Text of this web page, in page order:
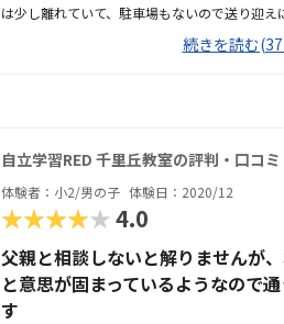
は少し離れていて、駐車場もないので送り迎
でバスで通えるようになれば通いやすいと思
雰囲気の教室でした。初日の子は前の席に座
した。
続きを読む
自立学習RED 千里丘教室の評判・口コミ
体験者：小2/男の子 体験日：2020/12
★★★★★4.0
父親と相談しないと解りませんが
と意思が固まっているようなので
す